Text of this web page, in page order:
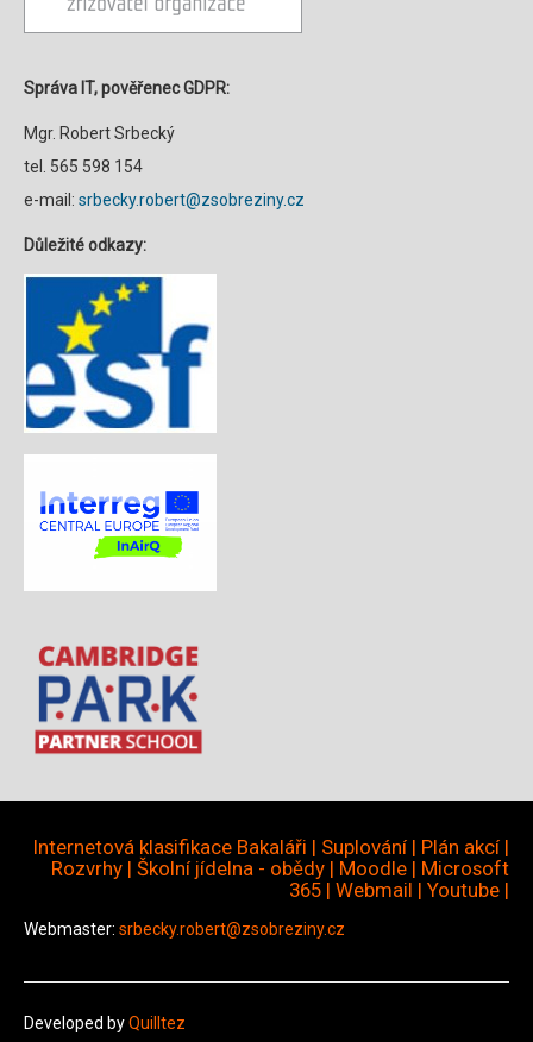
Správa IT, pověřenec GDPR:
Mgr. Robert Srbecký
tel. 565 598 154
e-mail: srbecky.robert@zsobreziny.cz
Důležité odkazy:
Internetová klasifikace Bakaláři | Suplování | Plán akcí |
Rozvrhy | Školní jídelna - obědy | Moodle | Microsoft
365 | Webmail | Youtube |
Webmaster: srbecky.robert@zsobreziny.cz
Developed byQuilltez